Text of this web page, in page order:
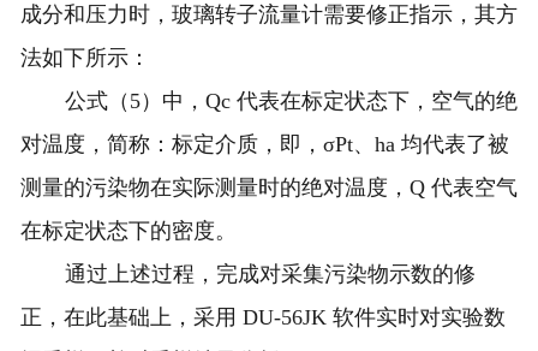
成分和压力时，玻璃转子流量计需要修正指示，其方
法如下所示：
公式（5）中，Qc 代表在标定状态下，空气的绝
对温度，简称：标定介质，即，σPt、ha 均代表了被
测量的污染物在实际测量时的绝对温度，Q 代表空气
在标定状态下的密度。
通过上述过程，完成对采集污染物示数的修
正，在此基础上，采用 DU-56JK 软件实时对实验数